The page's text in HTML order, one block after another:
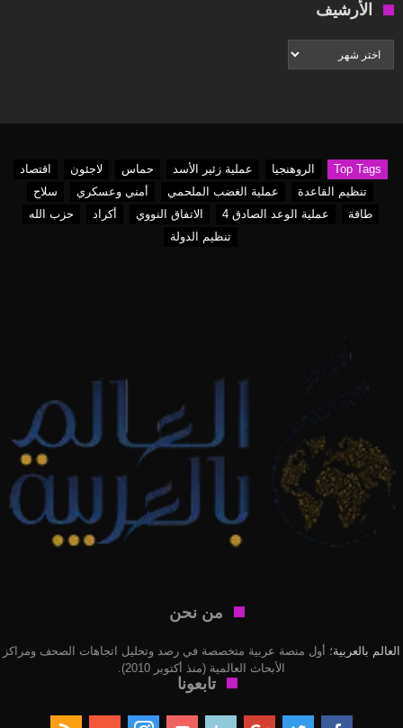
الأرشيف
الأرشيف
Top Tags الروهنجيا عملية زئير الأسد حماس لاجئون
اقتصاد
تنظيم القاعدة
عملية الغضب الملحمي أمني وعسكري
سلاح
طاقة
عملية الوعد الصادق 4 الاتفاق النووي أكراد
حزب الله
تنظيم الدولة
من نحن
العالم بالعربية؛ أول منصة عربية متخصصة في رصد وتحليل اتجاهات الصحف ومراكز
الأبحاث العالمية (منذ أكتوبر 2010).
تابعونا